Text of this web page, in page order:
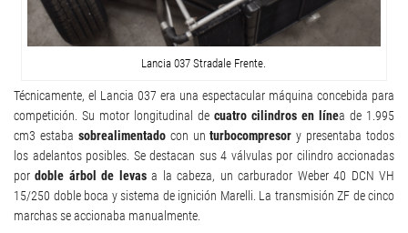
Lancia 037 Stradale Frente.
Técnicamente, el Lancia 037 era una espectacular máquina concebida para
competición. Su motor longitudinal de cuatro cilindros en línea de 1.995
cm3 estaba sobrealimentadocon unturbocompresor y presentaba todos
los adelantos posibles. Se destacan sus 4 válvulas por cilindro accionadas
pordoble árbol de levasa la cabeza, un carburador Weber 40 DCN VH
15/250 doble boca y sistema de ignición Marelli. La transmisión ZF de cinco
marchas se accionaba manualmente.